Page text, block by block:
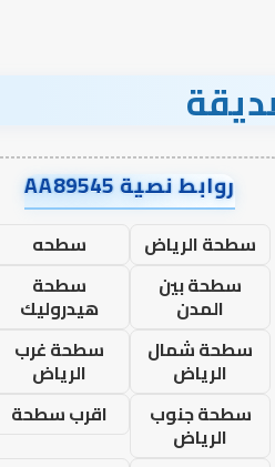
روابط نصية AA89545
سطحة الرياض
سطحه
سطحة بين
المدن
سطحة
هيدروليك
سطحة شمال
الرياض
سطحة غرب
الرياض
سطحة جنوب
الرياض
اقرب سطحة